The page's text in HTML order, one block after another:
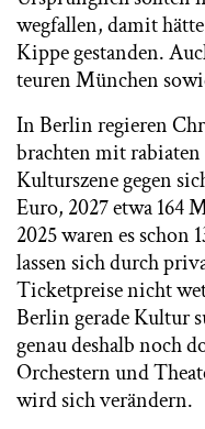
wegfallen, damit
Kippe gestanden.
teuren München
In Berlin regieren
brachten mit
Kulturszene gegen
Euro, 2027 etwa 164
2025 waren es schon
lassen sich durch
Ticketpreise nicht
Berlin gerade Kultur
genau deshalb noch
Orchestern und
wird sich verändern.